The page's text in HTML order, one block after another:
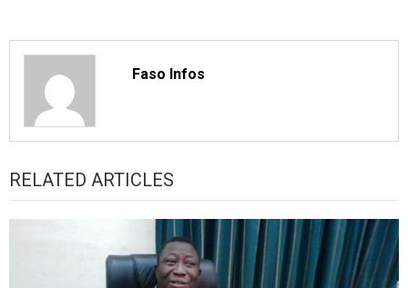
Faso Infos
RELATED ARTICLES